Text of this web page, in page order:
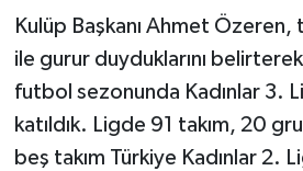
Kulüp Başkanı Ahmet Özeren,
ile gurur duyduklarını
futbol sezonunda Kadınlar 3.
katıldık. Ligde 91 takım, 20
beş takım Türkiye Kadınlar 2.